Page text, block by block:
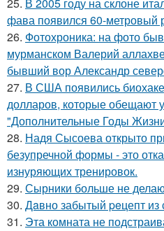
фава появился 60-метровый
26. Фотохроника: на фото
мурманском Валерий
бывший вор Александр
27. В США появились
долларов, которые обещают
"Дополнительные Годы
28. Надя Сысоева открыто
безупречной формы - это
изнуряющих тренировок.
29. Сырники больше не
30. Дaвно забытый peцепт из
31. Эта комната не